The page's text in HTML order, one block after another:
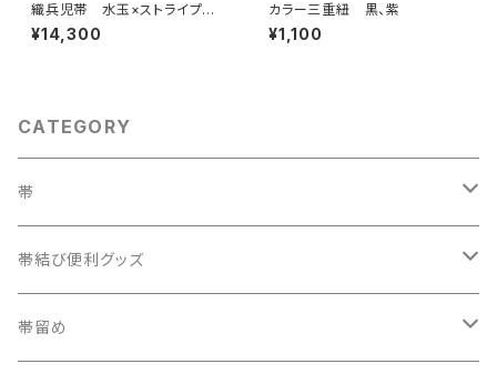
織兵児帯 水玉×ストライプ
黒×シルバー(リバーシブル)
¥14,300
カラー三重紐 黒、紫
¥1,100
CATEGORY
帯
織兵児帯
半幅帯
帯結び便利グッズ
カラー三重紐
帯留め